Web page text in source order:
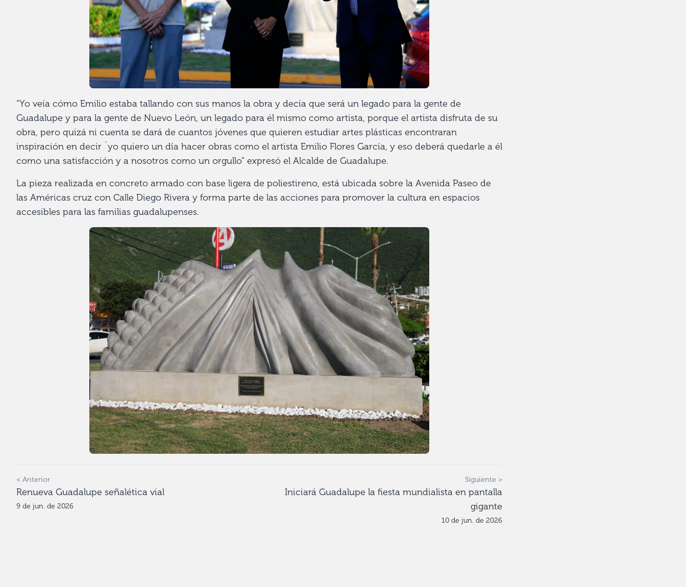
“Yo veía cómo Emilio estaba tallando con sus manos la obra y decía que será un legado para la gente de
Guadalupe y para la gente de Nuevo León, un legado para él mismo como artista, porque el artista disfruta de su
obra, pero quizá ni cuenta se dará de cuantos jóvenes que quieren estudiar artes plásticas encontraran
inspiración en decir ´yo quiero un día hacer obras como el artista Emilio Flores García, y eso deberá quedarle a él
como una satisfacción y a nosotros como un orgullo” expresó el Alcalde de Guadalupe.
La pieza realizada en concreto armado con base ligera de poliestireno, está ubicada sobre la Avenida Paseo de
las Américas cruz con Calle Diego Rivera y forma parte de las acciones para promover la cultura en espacios
accesibles para las familias guadalupenses.
< Anterior
Renueva Guadalupe señalética vial
9 de jun. de 2026
Siguiente >
Iniciará Guadalupe la fiesta mundialista en pantalla
gigante
10 de jun. de 2026